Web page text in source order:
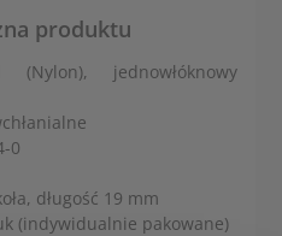
produktu
jednowłóknowy
0
długość 19 mm
(indywidualnie pakowane)